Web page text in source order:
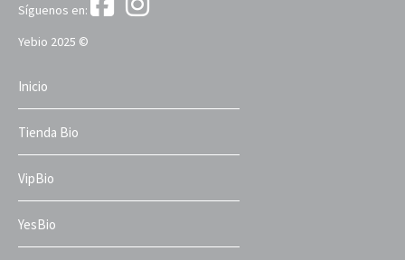
Síguenos en:
Yebio 2025 ©
Inicio
Tienda Bio
VipBio
YesBio